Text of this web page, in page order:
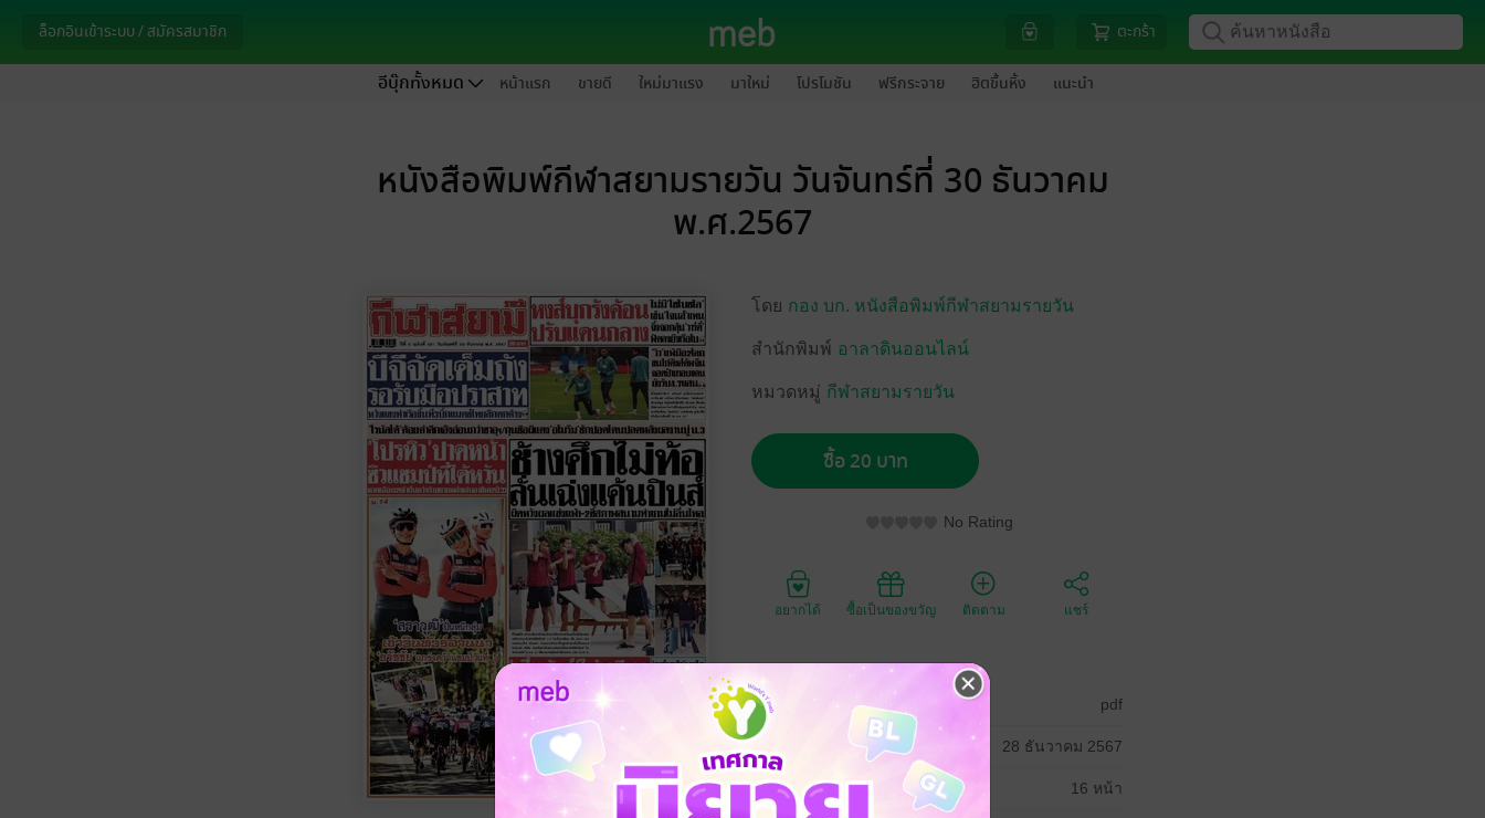
ล็อกอินเข้าระบบ / สมัครสมาชิก ตะกร้า
อีบุ๊กทั้งหมด หน้าแรก ขายดี ใหม่มาแรง มาใหม่ โปรโมชัน ฟรีกระจาย ฮิตขึ้นหิ้ง แนะนำ
หนังสือพิมพ์กีฬาสยามรายวัน วันจันทร์ที่ 30 ธันวาคม
พ.ศ.2567
โดย กอง บก. หนังสือพิมพ์กีฬาสยามรายวัน
สำนักพิมพ์ อาลาดินออนไลน์
หมวดหมู่ กีฬาสยามรายวัน
ซื้อ 20 บาท
No Rating
อยากได้ ซื้อเป็นของขวัญ ติดตาม แชร์
ประเภทไฟล์ pdf
28 ธันวาคม 2567
ความยาว 16 หน้า